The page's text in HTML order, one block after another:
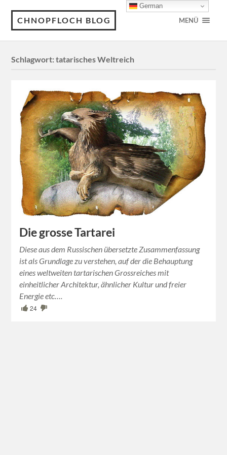
CHNOPFLOCH BLOG MENÜ
Schlagwort:tatarisches Weltreich
Die grosse Tartarei
Diese aus dem Russischen übersetzte Zusammenfassung
ist als Grundlage zu verstehen, auf der die Behauptung
eines weltweiten tartarischen Grossreiches mit
einheitlicher Architektur, ähnlicher Kultur und freier
Energie etc….
24
German